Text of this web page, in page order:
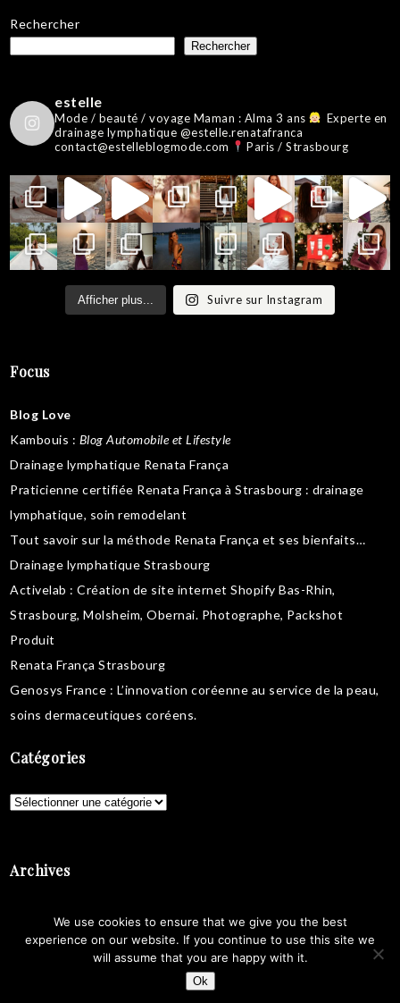
Rechercher
Rechercher
estelle
Mode / beauté / voyage Maman : Alma 3 ans
Experte en
drainage lymphatique @estelle.renatafranca
contact@estelleblogmode.com
Paris / Strasbourg
Afficher plus... Suivre sur Instagram
Focus
Blog Love
Kambouis : Blog Automobile et Lifestyle
Drainage lymphatique Renata França
Praticienne certifiée Renata França à Strasbourg : drainage
lymphatique, soin remodelant
Tout savoir sur la méthode Renata França et ses bienfaits…
Drainage lymphatique Strasbourg
Activelab : Création de site internet Shopify Bas-Rhin,
Strasbourg, Molsheim, Obernai. Photographe, Packshot
Produit
Renata França Strasbourg
Genosys France : L’innovation coréenne au service de la peau,
soins dermaceutiques coréens.
Catégories
Catégories
Archives
We use cookies to ensure that we give you the best
experience on our website. If you continue to use this site we
will assume that you are happy with it.
Ok